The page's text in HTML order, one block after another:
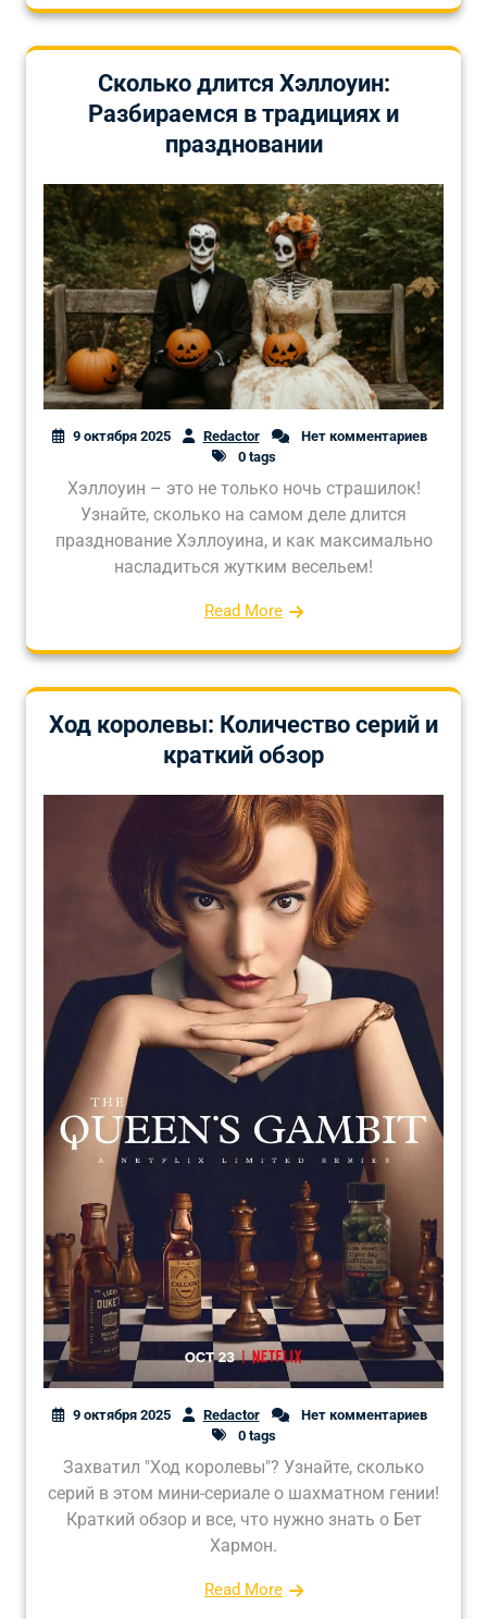
Сколько длится Хэллоуин:
Разбираемся в традициях и
праздновании
9 октября 2025 Redactor
Нет комментариев
0 tags
Хэллоуин – это не только ночь страшилок!
Узнайте, сколько на самом деле длится
празднование Хэллоуина, и как максимально
насладиться жутким весельем!
Read More
Ход королевы: Количество серий и
краткий обзор
9 октября 2025 Redactor
Нет комментариев
0 tags
Захватил "Ход королевы"? Узнайте, сколько
серий в этом мини-сериале о шахматном гении!
Краткий обзор и все, что нужно знать о Бет
Хармон.
Read More